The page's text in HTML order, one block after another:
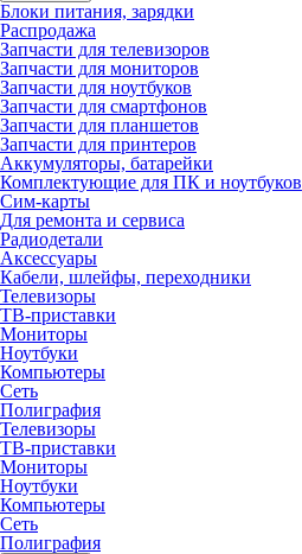
Блоки питания, зарядки
Распродажа
Запчасти для телевизоров
Запчасти для мониторов
Запчасти для ноутбуков
Запчасти для смартфонов
Запчасти для планшетов
Запчасти для принтеров
Аккумуляторы, батарейки
Комплектующие для ПК и ноутбуков
Сим-карты
Для ремонта и сервиса
Радиодетали
Аксессуары
Кабели, шлейфы, переходники
Телевизоры
ТВ-приставки
Мониторы
Ноутбуки
Компьютеры
Сеть
Полиграфия
Телевизоры
ТВ-приставки
Мониторы
Ноутбуки
Компьютеры
Сеть
Полиграфия